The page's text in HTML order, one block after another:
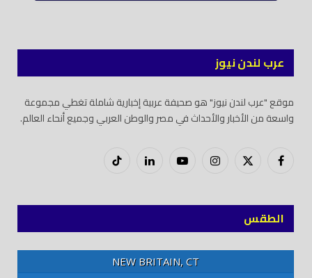
عرب لندن نيوز
موقع "عرب لندن نيوز" هو صحيفة عربية إخبارية شاملة تغطي مجموعة
واسعة من الأخبار والأحداث في مصر والوطن العربي وجميع أنحاء العالم.
فيسبوكX
إنستغراميوتيوب لينكدود
تيك
الطقس
NEW BRITAIN, CT